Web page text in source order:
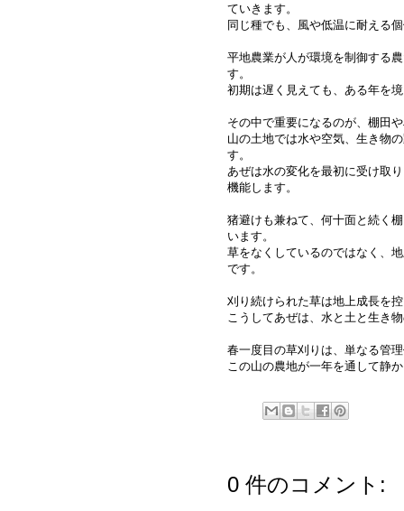
ていきます。
同じ種でも、風や低温に耐える
平地農業が人が環境を制御する
す。
初期は遅く見えても、ある年を
その中で重要になるのが、棚田
山の土地では水や空気、生き物
す。
あぜは水の変化を最初に受け取
機能します。
猪避けも兼ねて、何十面と続く
います。
草をなくしているのではなく、
です。
刈り続けられた草は地上成長を
こうしてあぜは、水と土と生き
春一度目の草刈りは、単なる管
この山の農地が一年を通して静
0 件のコメント: